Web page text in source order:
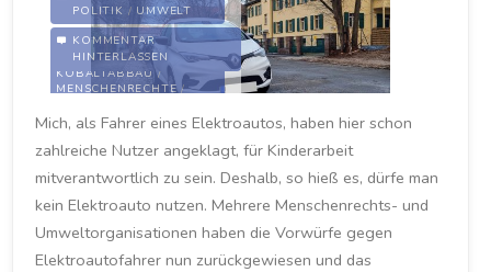
POLITIK / UMWELT
AKKU/GREENPEACE/
KOBALT/
KOBALTABBAU /
MENSCHENRECHTE/
KOMMENTAR
HINTERLASSEN
Mich, als Fahrer eines Elektroautos, haben hier schon
zahlreiche Nutzer angeklagt, für Kinderarbeit
mitverantwortlich zu sein. Deshalb, so hieß es, dürfe man
kein Elektroauto nutzen. Mehrere Menschenrechts- und
Umweltorganisationen haben die Vorwürfe gegen
Elektroautofahrer nun zurückgewiesen und das